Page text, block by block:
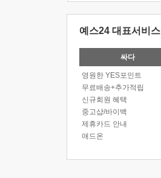
예스24 대표서비스
싸다
영원한 YES포인트
무료배송+추가적립
신규회원 혜택
중고샵/바이백
제휴카드 안내
애드온